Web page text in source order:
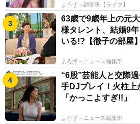
よろず～調査班【ライフ】
63歳で9歳年上の元
様タレント、結婚9
いる!?【徹子の部屋】
よろず～ニュース編集部
“6股”芸能人と交際
手DJプレイ！火柱上
「かっこよすぎ!!」
よろず～ニュース編集部